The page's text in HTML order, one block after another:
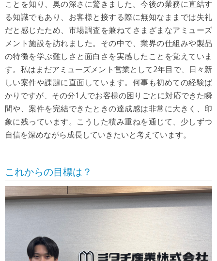
ことを知り、奥の深さに驚きました。今後の業務に直結す
る知識でもあり、お客様と接する際に無知なままでは失礼
だと感じたため、市場調査を兼ねてさまざまなアミューズ
メント施設を訪れました。その中で、業界の仕組みや製品
の特徴を学ぶ難しさと面白さを実感したことを覚えていま
す。私はまだアミューズメント営業として2年目で、日々新
しい案件や課題に直面しています。何事も初めての経験ば
かりですが、その分1人でお客様の困りごとに対応できた瞬
間や、案件を完結できたときの達成感は非常に大きく、印
象に残っています。こうした積み重ねを通じて、少しずつ
自信を深めながら成長していきたいと考えています。
これからの目標は？